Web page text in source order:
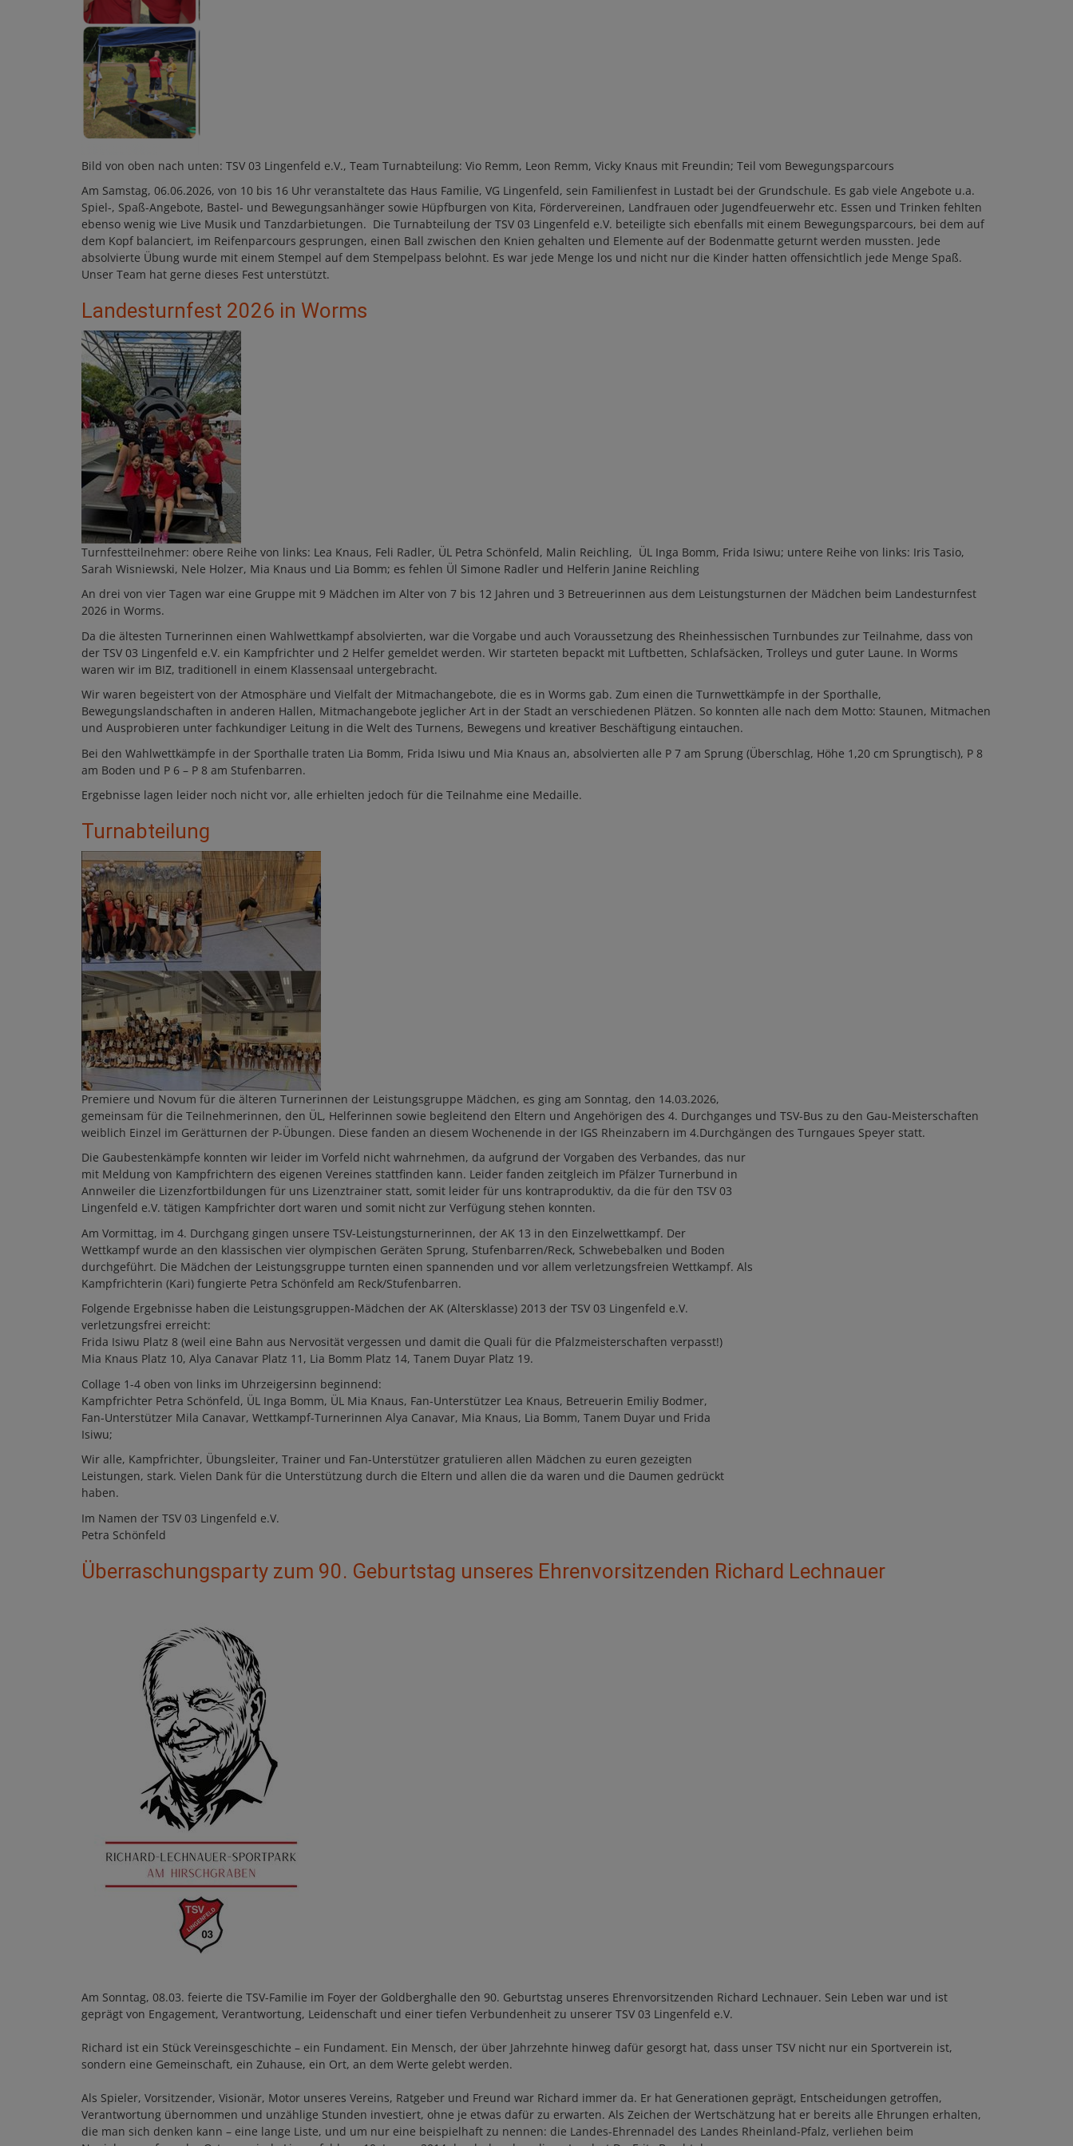
Bild von oben nach unten: TSV 03 Lingenfeld e.V., Team Turnabteilung: Vio Remm, Leon Remm, Vicky Knaus mit Freundin; Teil vom Bewegungsparcours
Am Samstag, 06.06.2026, von 10 bis 16 Uhr veranstaltete das Haus Familie, VG Lingenfeld, sein Familienfest in Lustadt bei der Grundschule. Es gab viele Angebote u.a.
Spiel-, Spaß-Angebote, Bastel- und Bewegungsanhänger sowie Hüpfburgen von Kita, Fördervereinen, Landfrauen oder Jugendfeuerwehr etc. Essen und Trinken fehlten
ebenso wenig wie Live Musik und Tanzdarbietungen. Die Turnabteilung der TSV 03 Lingenfeld e.V. beteiligte sich ebenfalls mit einem Bewegungsparcours, bei dem auf
dem Kopf balanciert, im Reifenparcours gesprungen, einen Ball zwischen den Knien gehalten und Elemente auf der Bodenmatte geturnt werden mussten. Jede
absolvierte Übung wurde mit einem Stempel auf dem Stempelpass belohnt. Es war jede Menge los und nicht nur die Kinder hatten offensichtlich jede Menge Spaß.
Unser Team hat gerne dieses Fest unterstützt.
Landesturnfest 2026 in Worms
Turnfestteilnehmer: obere Reihe von links: Lea Knaus, Feli Radler, ÜL Petra Schönfeld, Malin Reichling, ÜL Inga Bomm, Frida Isiwu; untere Reihe von links: Iris Tasio,
Sarah Wisniewski, Nele Holzer, Mia Knaus und Lia Bomm; es fehlen Ül Simone Radler und Helferin Janine Reichling
An drei von vier Tagen war eine Gruppe mit 9 Mädchen im Alter von 7 bis 12 Jahren und 3 Betreuerinnen aus dem Leistungsturnen der Mädchen beim Landesturnfest
2026 in Worms.
Da die ältesten Turnerinnen einen Wahlwettkampf absolvierten, war die Vorgabe und auch Voraussetzung des Rheinhessischen Turnbundes zur Teilnahme, dass von
der TSV 03 Lingenfeld e.V. ein Kampfrichter und 2 Helfer gemeldet werden. Wir starteten bepackt mit Luftbetten, Schlafsäcken, Trolleys und guter Laune. In Worms
waren wir im BIZ, traditionell in einem Klassensaal untergebracht.
Wir waren begeistert von der Atmosphäre und Vielfalt der Mitmachangebote, die es in Worms gab. Zum einen die Turnwettkämpfe in der Sporthalle,
Bewegungslandschaften in anderen Hallen, Mitmachangebote jeglicher Art in der Stadt an verschiedenen Plätzen. So konnten alle nach dem Motto: Staunen, Mitmachen
und Ausprobieren unter fachkundiger Leitung in die Welt des Turnens, Bewegens und kreativer Beschäftigung eintauchen.
Bei den Wahlwettkämpfe in der Sporthalle traten Lia Bomm, Frida Isiwu und Mia Knaus an, absolvierten alle P 7 am Sprung (Überschlag, Höhe 1,20 cm Sprungtisch), P 8
am Boden und P 6 – P 8 am Stufenbarren.
Ergebnisse lagen leider noch nicht vor, alle erhielten jedoch für die Teilnahme eine Medaille.
Turnabteilung
Premiere und Novum für die älteren Turnerinnen der Leistungsgruppe Mädchen, es ging am Sonntag, den 14.03.2026,
gemeinsam für die Teilnehmerinnen, den ÜL, Helferinnen sowie begleitend den Eltern und Angehörigen des 4. Durchganges und TSV-Bus zu den Gau-Meisterschaften
weiblich Einzel im Gerätturnen der P-Übungen. Diese fanden an diesem Wochenende in der IGS Rheinzabern im 4.Durchgängen des Turngaues Speyer statt.
Die Gaubestenkämpfe konnten wir leider im Vorfeld nicht wahrnehmen, da aufgrund der Vorgaben des Verbandes, das nur
mit Meldung von Kampfrichtern des eigenen Vereines stattfinden kann. Leider fanden zeitgleich im Pfälzer Turnerbund in
Annweiler die Lizenzfortbildungen für uns Lizenztrainer statt, somit leider für uns kontraproduktiv, da die für den TSV 03
Lingenfeld e.V. tätigen Kampfrichter dort waren und somit nicht zur Verfügung stehen konnten.
Am Vormittag, im 4. Durchgang gingen unsere TSV-Leistungsturnerinnen, der AK 13 in den Einzelwettkampf. Der
Wettkampf wurde an den klassischen vier olympischen Geräten Sprung, Stufenbarren/Reck, Schwebebalken und Boden
durchgeführt. Die Mädchen der Leistungsgruppe turnten einen spannenden und vor allem verletzungsfreien Wettkampf. Als
Kampfrichterin (Kari) fungierte Petra Schönfeld am Reck/Stufenbarren.
Folgende Ergebnisse haben die Leistungsgruppen-Mädchen der AK (Altersklasse) 2013 der TSV 03 Lingenfeld e.V.
verletzungsfrei erreicht:
Frida Isiwu Platz 8 (weil eine Bahn aus Nervosität vergessen und damit die Quali für die Pfalzmeisterschaften verpasst!)
Mia Knaus Platz 10, Alya Canavar Platz 11, Lia Bomm Platz 14, Tanem Duyar Platz 19.
Collage 1-4 oben von links im Uhrzeigersinn beginnend:
Kampfrichter Petra Schönfeld, ÜL Inga Bomm, ÜL Mia Knaus, Fan-Unterstützer Lea Knaus, Betreuerin Emiliy Bodmer,
Fan-Unterstützer Mila Canavar, Wettkampf-Turnerinnen Alya Canavar, Mia Knaus, Lia Bomm, Tanem Duyar und Frida
Isiwu;
Wir alle, Kampfrichter, Übungsleiter, Trainer und Fan-Unterstützer gratulieren allen Mädchen zu euren gezeigten
Leistungen, stark. Vielen Dank für die Unterstützung durch die Eltern und allen die da waren und die Daumen gedrückt
haben.
Im Namen der TSV 03 Lingenfeld e.V.
Petra Schönfeld
Überraschungsparty zum 90. Geburtstag unseres Ehrenvorsitzenden Richard Lechnauer
Am Sonntag, 08.03. feierte die TSV-Familie im Foyer der Goldberghalle den 90. Geburtstag unseres Ehrenvorsitzenden Richard Lechnauer. Sein Leben war und ist
geprägt von Engagement, Verantwortung, Leidenschaft und einer tiefen Verbundenheit zu unserer TSV 03 Lingenfeld e.V.
Richard ist ein Stück Vereinsgeschichte – ein Fundament. Ein Mensch, der über Jahrzehnte hinweg dafür gesorgt hat, dass unser TSV nicht nur ein Sportverein ist,
sondern eine Gemeinschaft, ein Zuhause, ein Ort, an dem Werte gelebt werden.
Als Spieler, Vorsitzender, Visionär, Motor unseres Vereins, Ratgeber und Freund war Richard immer da. Er hat Generationen geprägt, Entscheidungen getroffen,
Verantwortung übernommen und unzählige Stunden investiert, ohne je etwas dafür zu erwarten. Als Zeichen der Wertschätzung hat er bereits alle Ehrungen erhalten,
die man sich denken kann – eine lange Liste, und um nur eine beispielhaft zu nennen: die Landes-Ehrennadel des Landes Rheinland-Pfalz, verliehen beim